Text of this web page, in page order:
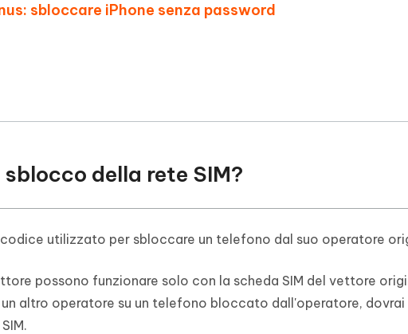
sbloccare iPhone senza password
sblocco della rete SIM?
codice utilizzato per sbloccare un telefono dal suo operatore
possono funzionare solo con la scheda SIM del vettore
un altro operatore su un telefono bloccato dall'operatore, dovrai